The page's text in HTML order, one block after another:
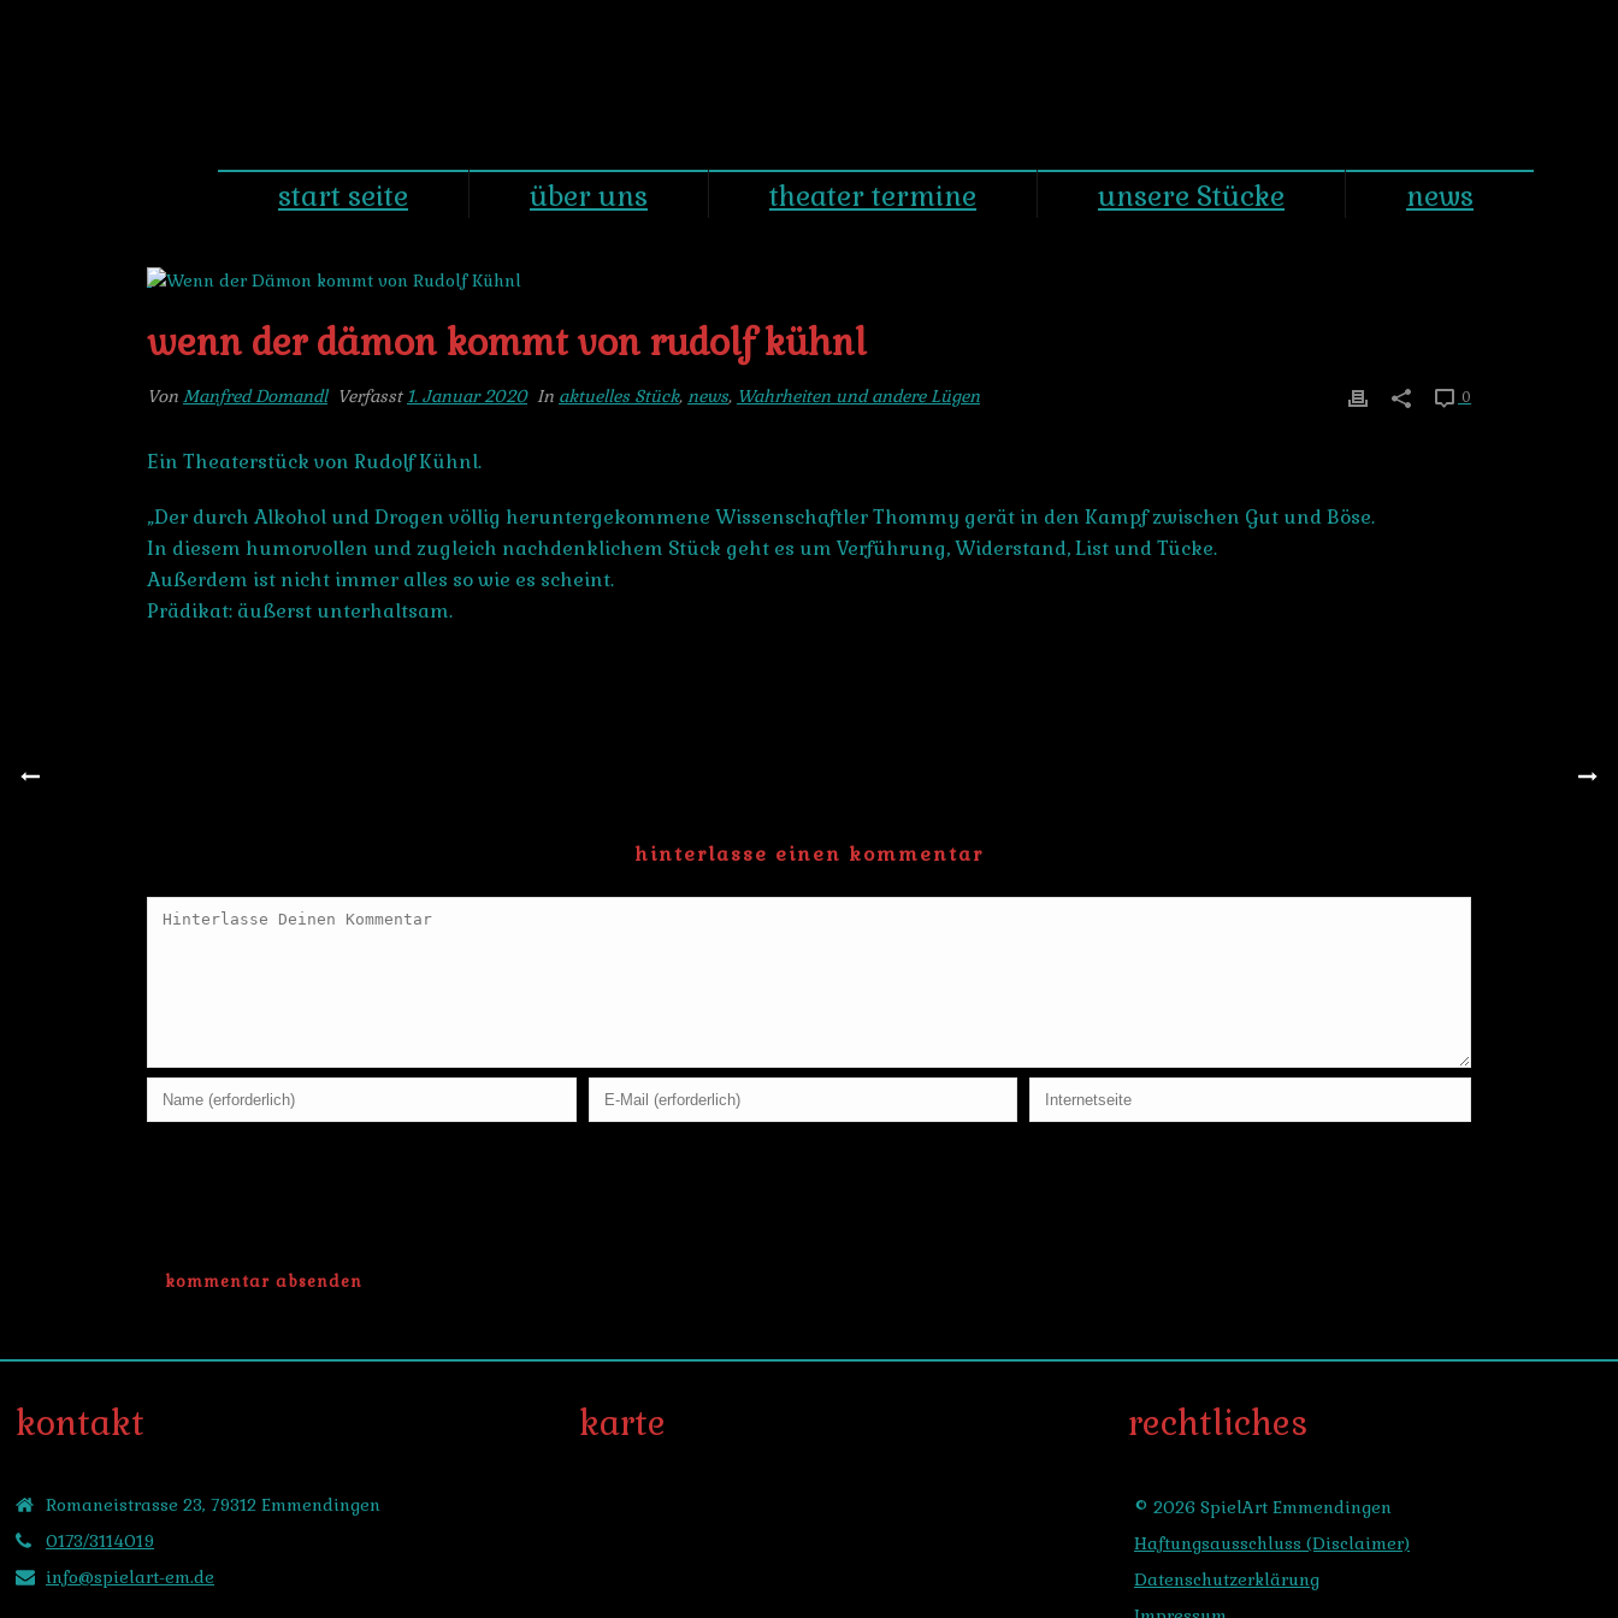
start seite über uns theater termine unsere Stücke news
wenn der dämon kommt von rudolf kühnl
Von Manfred Domandl Verfasst 1. Januar 2020 In aktuelles Stück, news, Wahrheiten und andere Lügen 0
Ein Theaterstück von Rudolf Kühnl.
„Der durch Alkohol und Drogen völlig heruntergekommene Wissenschaftler Thommy gerät in den Kampf zwischen Gut und Böse.
In diesem humorvollen und zugleich nachdenklichem Stück geht es um Verführung, Widerstand, List und Tücke.
Außerdem ist nicht immer alles so wie es scheint.
Prädikat: äußerst unterhaltsam.
hinterlasse einen kommentar
kontakt
Romaneistrasse 23, 79312 Emmendingen
0173/3114019
info@spielart-em.de
karte rechtliches
© 2026 SpielArt Emmendingen
Haftungsausschluss (Disclaimer)
Datenschutzerklärung